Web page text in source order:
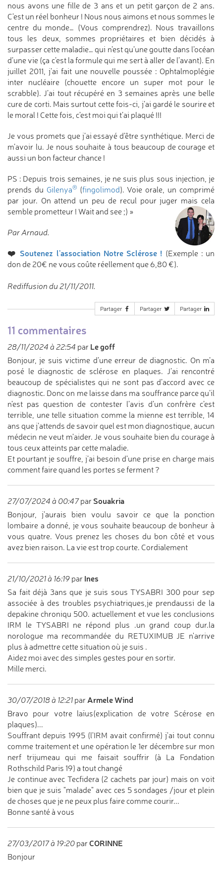
nous avons une fille de 3 ans et un petit garçon de 2 ans.
C’est un réel bonheur ! Nous nous aimons et nous sommes le
centre du monde… (Vous comprendrez). Nous travaillons
tous les deux, sommes propriétaires et bien décidés à
surpasser cette maladie… qui n’est qu’une goutte dans l’océan
d’une vie (ça c’est la formule qui me sert à aller de l’avant). En
juillet 2011, j’ai fait une nouvelle poussée : Ophtalmoplégie
inter nucléaire (chouette encore un super mot pour le
scrabble). J’ai tout récupéré en 3 semaines après une belle
cure de corti. Mais surtout cette fois-ci, j’ai gardé le sourire et
le moral ! Cette fois, c’est moi qui t’ai plaqué !!!
Je vous promets que j’ai essayé d’être synthétique. Merci de
m’avoir lu. Je nous souhaite à tous beaucoup de courage et
aussi un bon facteur chance !
PS : Depuis trois semaines, je ne suis plus sous injection, je
prends du Gilenya®(fingolimod). Voie orale, un comprimé
par jour. On attend un peu de recul pour juger mais cela
semble prometteur ! Wait and see ;) »
Par Arnaud.
❤️ Soutenez l'association Notre Sclérose ! (Exemple : un
don de 20€ ne vous coûte réellement que 6,80 €).
Rediffusion du 21/11/2011.
Partager Partager Partager
11 commentaires
28/11/2024 à 22:54 par Le goff
Bonjour, je suis victime d’une erreur de diagnostic. On m’a
posé le diagnostic de sclérose en plaques. J’ai rencontré
beaucoup de spécialistes qui ne sont pas d’accord avec ce
diagnostic. Donc on me laisse dans ma souffrance parce qu’il
n’est pas question de contester l’avis d’un confrère c’est
terrible, une telle situation comme la mienne est terrible, 14
ans que j’attends de savoir quel est mon diagnostique, aucun
médecin ne veut m’aider. Je vous souhaite bien du courage à
tous ceux atteints par cette maladie.
Et pourtant je souffre, j’ai besoin d’une prise en charge mais
comment faire quand les portes se ferment ?
27/07/2024 à 00:47par Souakria
Bonjour, j’aurais bien voulu savoir ce que la ponction
lombaire a donné, je vous souhaite beaucoup de bonheur à
vous quatre. Vous prenez les choses du bon côté et vous
avez bien raison. La vie est trop courte. Cordialement
21/10/2021 à 16:19 par Ines
Sa fait déjà 3ans que je suis sous TYSABRI 300 pour sep
associée à des troubles psychiatriques,je prendaussi de la
depakine chroniqu 500. actuellement et vue les conclusions
IRM le TYSABRI ne répond plus .un grand coup dur.la
norologue ma recommandée du RETUXIMUB JE n'arrive
plus à admettre cette situation où je suis .
Aidez moi avec des simples gestes pour en sortir.
Mille merci.
30/07/2018 à 12:21 par Armele Wind
Bravo pour votre laïus(explication de votre Scérose en
plaques)...
Souffrant depuis 1995 (l'IRM avait confirmé) j'ai tout connu
comme traitement et une opération le 1er décembre sur mon
nerf trijumeau qui me faisait souffrir (à La Fondation
Rothschild Paris 19) a tout changé
Je continue avec Tecfidera (2 cachets par jour) mais on voit
bien que je suis "malade" avec ces 5 sondages /jour et plein
de choses que je ne peux plus faire comme courir...
Bonne santé à vous
27/03/2017 à 19:20 par CORINNE
Bonjour